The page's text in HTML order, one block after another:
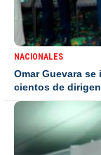
NACIONALES
Omar Guevara
cientos de